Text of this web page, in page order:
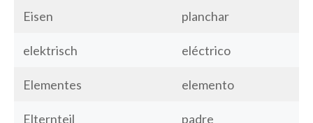
Eisen planchar
elektrisch eléctrico
Elementes elemento
Elternteil padre